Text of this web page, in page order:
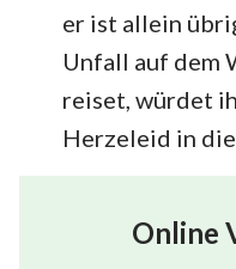
er ist allein
Unfall auf dem
reiset, würdet
Herzeleid in
Online